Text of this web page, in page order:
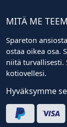
MITÄ ME
Spareton
ostaa oikea osa.
niitä turvallisesti.
kotiovellesi.
Hyväksymme